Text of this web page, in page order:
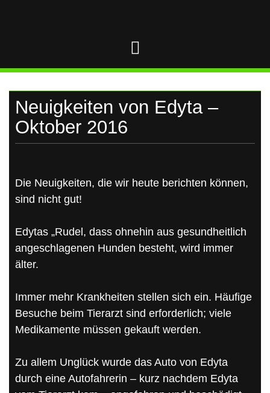
Neuigkeiten von Edyta –
Oktober 2016
Die Neuigkeiten, die wir heute berichten können,
sind nicht gut!
Edytas „Rudel, dass ohnehin aus gesundheitlich
angeschlagenen Hunden besteht, wird immer
älter.
Immer mehr Krankheiten stellen sich ein. Häufige
Besuche beim Tierarzt sind erforderlich; viele
Medikamente müssen gekauft werden.
Zu allem Unglück wurde das Auto von Edyta
durch eine Autofahrerin – kurz nachdem Edyta